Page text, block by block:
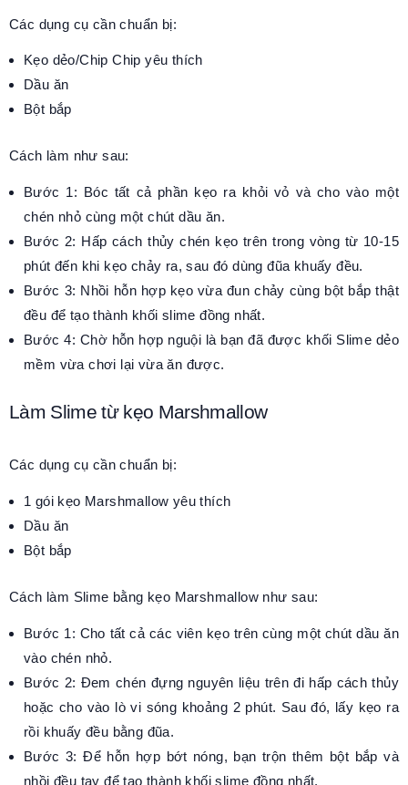
Các dụng cụ cần chuẩn bị:
Kẹo dẻo/Chip Chip yêu thích
Dầu ăn
Bột bắp
Cách làm như sau:
Bước 1: Bóc tất cả phần kẹo ra khỏi vỏ và cho vào một
chén nhỏ cùng một chút dầu ăn.
Bước 2: Hấp cách thủy chén kẹo trên trong vòng từ 10-15
phút đến khi kẹo chảy ra, sau đó dùng đũa khuấy đều.
Bước 3: Nhồi hỗn hợp kẹo vừa đun chảy cùng bột bắp thật
đều để tạo thành khối slime đồng nhất.
Bước 4: Chờ hỗn hợp nguội là bạn đã được khối Slime dẻo
mềm vừa chơi lại vừa ăn được.
Làm Slime từ kẹo Marshmallow
Các dụng cụ cần chuẩn bị:
1 gói kẹo Marshmallow yêu thích
Dầu ăn
Bột bắp
Cách làm Slime bằng kẹo Marshmallow như sau:
Bước 1: Cho tất cả các viên kẹo trên cùng một chút dầu ăn
vào chén nhỏ.
Bước 2: Đem chén đựng nguyên liệu trên đi hấp cách thủy
hoặc cho vào lò vi sóng khoảng 2 phút. Sau đó, lấy kẹo ra
rồi khuấy đều bằng đũa.
Bước 3: Để hỗn hợp bớt nóng, bạn trộn thêm bột bắp và
nhồi đều tay để tạo thành khối slime đồng nhất.